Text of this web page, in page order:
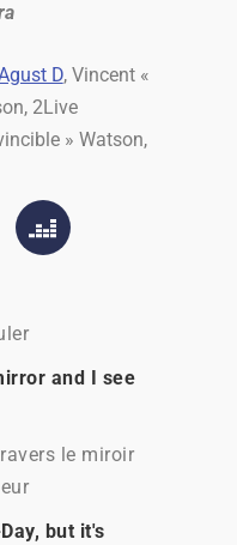
D, Vincent «
2Live
» Watson,
and I see
le miroir
but it's